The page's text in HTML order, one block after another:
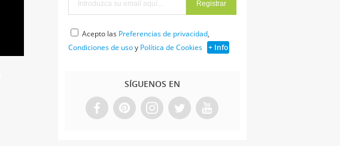
Acepto las Preferencias de privacidad,
Condiciones de usoy Política de Cookies + Info
SÍGUENOS EN